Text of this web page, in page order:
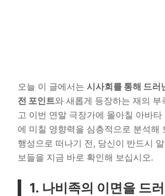
오늘 이 글에서는 시사회를 통해 드러
전 포인트와 새롭게 등장하는 재의 부
고 이번 연말 극장가에 몰아칠 아바
에 미칠 영향력을 심층적으로 분석해
행성으로 떠나기 전, 당신이 반드시
보들을 지금 바로 확인해 보십시오.
1. 나비족의 이면을 드